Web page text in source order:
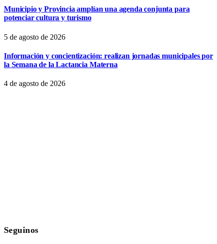
Municipio y Provincia amplían una agenda conjunta para
potenciar cultura y turismo
5 de agosto de 2026
Información y concientización: realizan jornadas municipales por
la Semana de la Lactancia Materna
4 de agosto de 2026
Seguinos